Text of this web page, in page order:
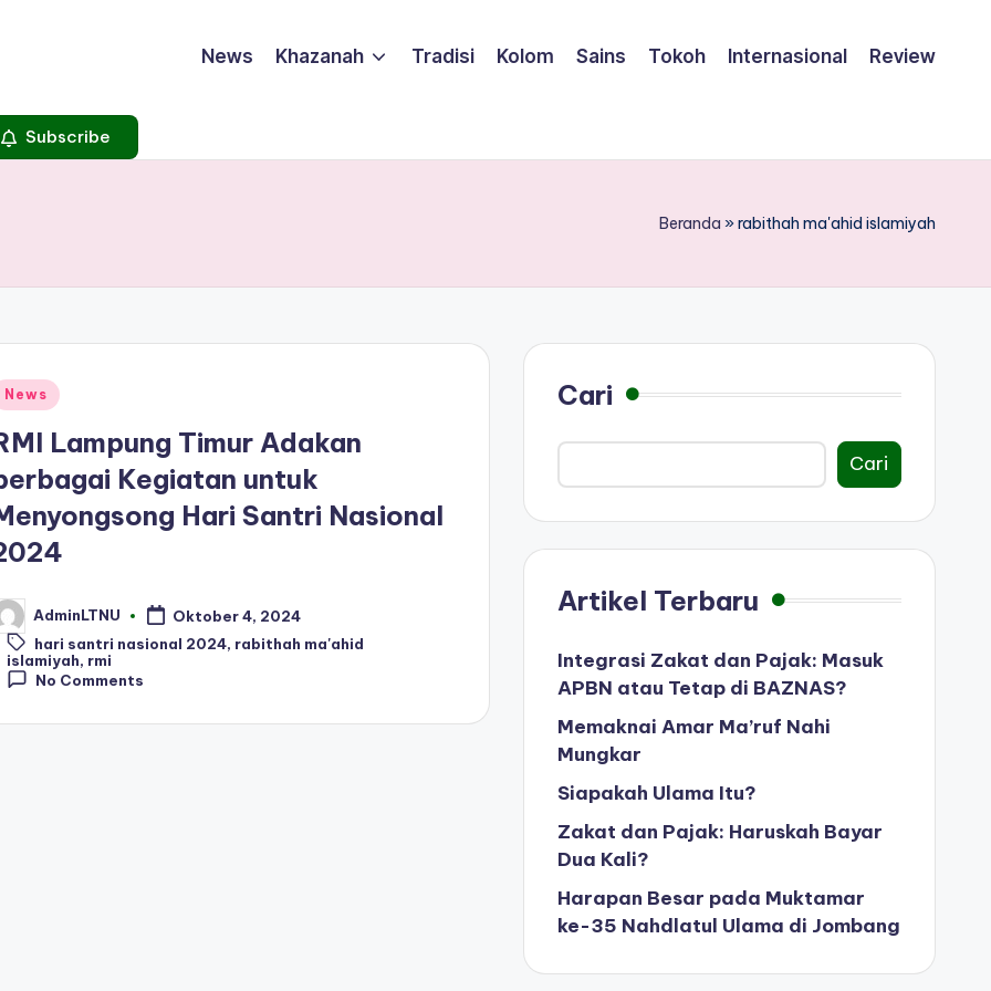
News Khazanah Tradisi Kolom Sains Tokoh Internasional Review
Subscribe
Beranda »rabithah ma'ahid islamiyah
News
Lampung Timur Adakan
Kegiatan untuk
Hari Santri Nasional
AdminLTNU
Oktober 4, 2024
Tags:hari santri nasional 2024, rabithah ma'ahid
islamiyah, rmi
No Comments
Cari
Cari
Artikel Terbaru
Integrasi Zakat dan Pajak: Masuk
APBN atau Tetap di BAZNAS?
Memaknai Amar Ma’ruf Nahi
Mungkar
Siapakah Ulama Itu?
Zakat dan Pajak: Haruskah Bayar
Dua Kali?
Harapan Besar pada Muktamar
ke-35 Nahdlatul Ulama di Jombang